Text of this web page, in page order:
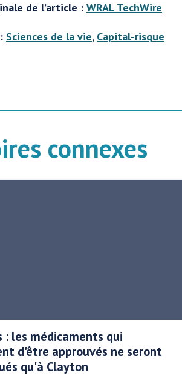
de l’article : WRAL TechWire
Sciences de la vie, Capital-risque
connexes
: les médicaments qui
d'être approuvés ne seront
qu'à Clayton